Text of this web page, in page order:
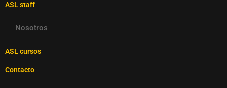
ASL staff
Nosotros
ASL cursos
Contacto